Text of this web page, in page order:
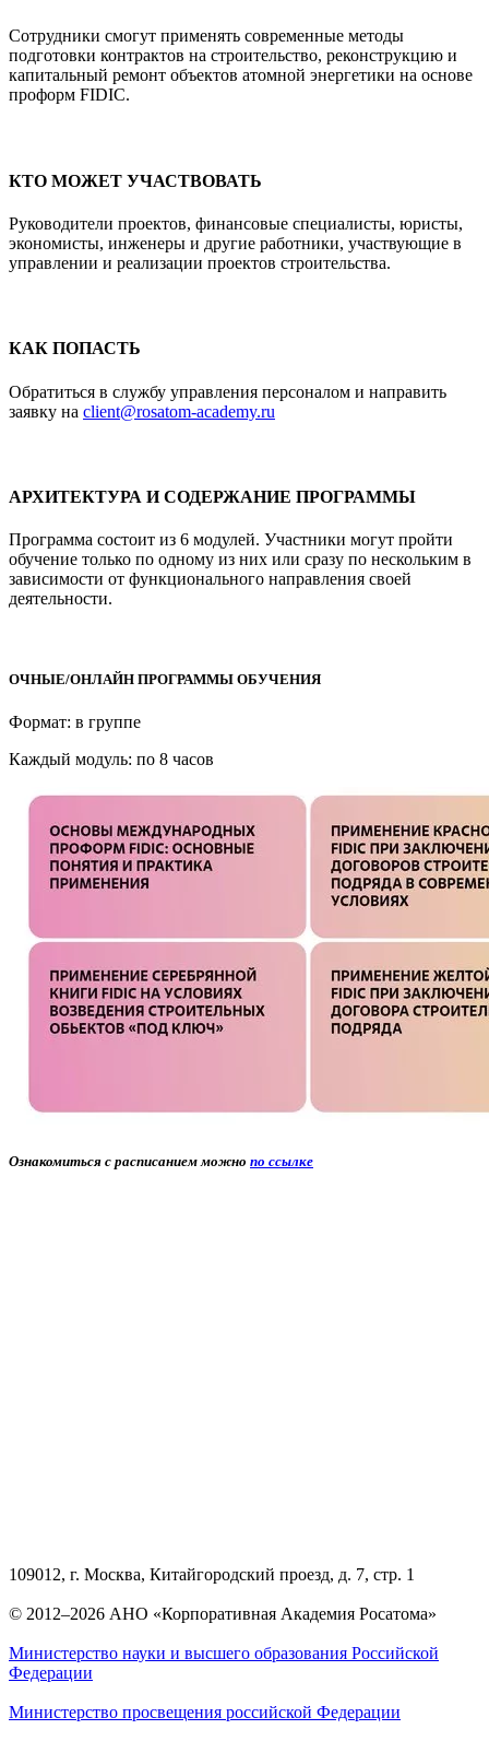
Сотрудники смогут применять современные методы
подготовки контрактов на строительство, реконструкцию и
капитальный ремонт объектов атомной энергетики на основе
проформ FIDIC.
КТО МОЖЕТ УЧАСТВОВАТЬ
Руководители проектов, финансовые специалисты, юристы,
экономисты, инженеры и другие работники, участвующие в
управлении и реализации проектов строительства.
КАК ПОПАСТЬ
Обратиться в службу управления персоналом и направить
заявку на client@rosatom-academy.ru
АРХИТЕКТУРА И СОДЕРЖАНИЕ ПРОГРАММЫ
Программа состоит из 6 модулей. Участники могут пройти
обучение только по одному из них или сразу по нескольким в
зависимости от функционального направления своей
деятельности.
ОЧНЫЕ/ОНЛАЙН ПРОГРАММЫ ОБУЧЕНИЯ
Формат: в группе
Каждый модуль: по 8 часов
Ознакомиться с расписанием можно по ссылке
109012, г. Москва, Китайгородский проезд, д. 7, стр. 1
© 2012–2026 АНО «Корпоративная Академия Росатома»
Министерство науки и высшего образования Российской
Федерации
Министерство просвещения российской Федерации